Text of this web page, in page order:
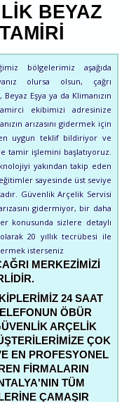
BEYAZ
bölgelerimiz aşağıda
olursa olsun, çağrı
Eşya ya da Klimanızın
ekibimizi adresinize
arızasını gidermek için
uygun teklif bildiriyor ve
tamir işlemini başlatıyoruz.
yakından takip eden
sayesinde üst seviye
Güvenlik Arçelik Servisi
gidermiyor, bir daha
konusunda sizlere detaylı
20 yıllık tecrübesi ile
isterseniz
MERKEZIMIZI
24 SAAT
ÖBÜR
ARÇELIK
ÇOK
EN PROFESYONEL
FIRMALARIN
TÜM
ÇAMAŞIR